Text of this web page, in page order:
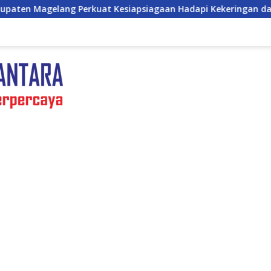
Hadapi Kekeringan dan Karhutla, Sinergi